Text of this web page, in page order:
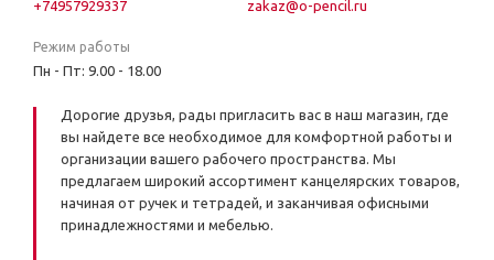
+74957929337 zakaz@o-pencil.ru
Режим работы
Пн - Пт: 9.00 - 18.00
Дорогие друзья, рады пригласить вас в наш магазин, где
вы найдете все необходимое для комфортной работы и
организации вашего рабочего пространства. Мы
предлагаем широкий ассортимент канцелярских товаров,
начиная от ручек и тетрадей, и заканчивая офисными
принадлежностями и мебелью.